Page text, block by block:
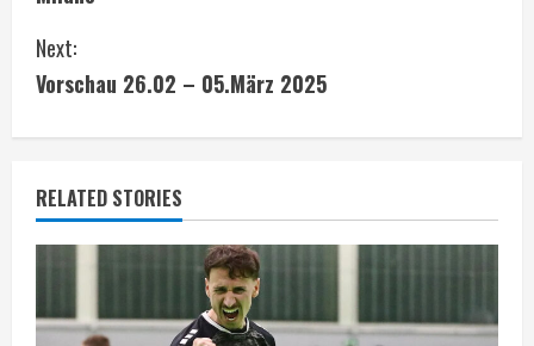
n
t
i
n
u
e
R
Next:
Vorschau 26.02 – 05.März 2025
RELATED STORIES